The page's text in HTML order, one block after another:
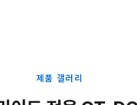
제품 갤러리